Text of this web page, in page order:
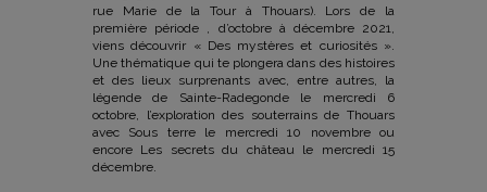
rue Marie de la Tour à Thouars). Lors de la
première période , d’octobre à décembre 2021,
viens découvrir « Des mystères et curiosités ».
Une thématique qui te plongera dans des histoires
et des lieux surprenants avec, entre autres, la
légende de Sainte-Radegonde le mercredi 6
octobre, l’exploration des souterrains de Thouars
avec Sous terre le mercredi 10 novembre ou
encore Les secrets du château le mercredi 15
décembre.